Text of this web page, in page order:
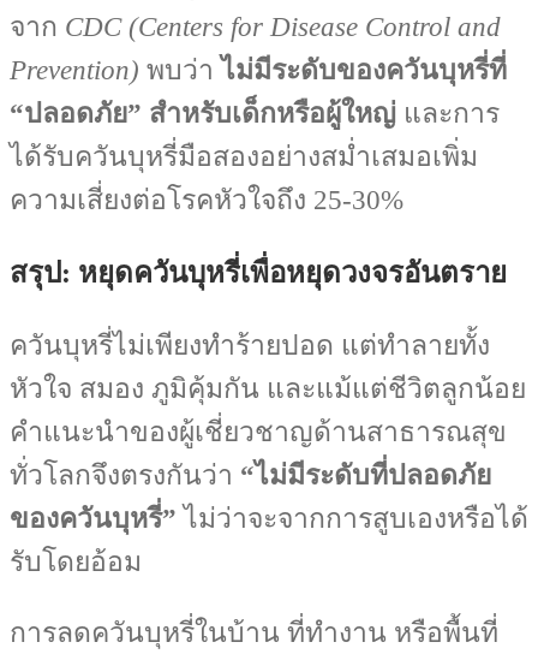
จาก CDC (Centers for Disease Control and
Prevention) พบว่า ไม่มีระดับของควันบุหรี่ที่
“ปลอดภัย” สำหรับเด็กหรือผู้ใหญ่ และการ
ได้รับควันบุหรี่มือสองอย่างสม่ำเสมอเพิ่ม
ความเสี่ยงต่อโรคหัวใจถึง 25-30%
สรุป: หยุดควันบุหรี่เพื่อหยุดวงจรอันตราย
ควันบุหรี่ไม่เพียงทำร้ายปอด แต่ทำลายทั้ง
หัวใจ สมอง ภูมิคุ้มกัน และแม้แต่ชีวิตลูกน้อย
คำแนะนำของผู้เชี่ยวชาญด้านสาธารณสุข
ทั่วโลกจึงตรงกันว่า “ไม่มีระดับที่ปลอดภัย
ของควันบุหรี่” ไม่ว่าจะจากการสูบเองหรือได้
รับโดยอ้อม
การลดควันบุหรี่ในบ้าน ที่ทำงาน หรือพื้นที่